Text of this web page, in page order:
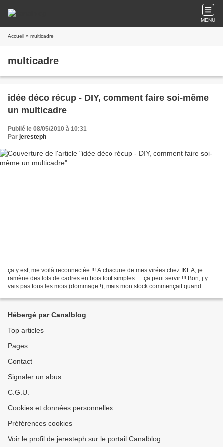
MENU
Accueil » multicadre
multicadre
idée déco récup - DIY, comment faire soi-même
un multicadre
Publié le 08/05/2010 à 10:31
Par jeresteph
ça y est, me voilà reconnectée !!! A chacune de mes virées chez IKEA, je
ramène des lots de cadres en bois tout simples … ça peut servir !!! Bon, j’y
vais pas tous les mois (dommage !), mais mon stock commençait quand
Hébergé par Canalblog
Top articles
Pages
Contact
Signaler un abus
C.G.U.
Cookies et données personnelles
Préférences cookies
Voir le profil de jeresteph sur le portail Canalblog